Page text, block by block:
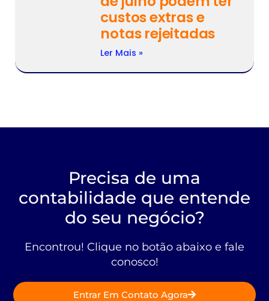
custos extras e
notas rejeitadas
Ler Mais »
Precisa de uma
contabilidade que entende
do seu negócio?
Encontrou! Clique no botão abaixo e fale
conosco!
Entrar Em Contato Agora